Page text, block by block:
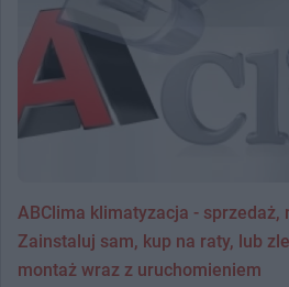
ABClima klimatyzacja - sprzedaż,
Zainstaluj sam, kup na raty, lub
montaż wraz z uruchomieniem